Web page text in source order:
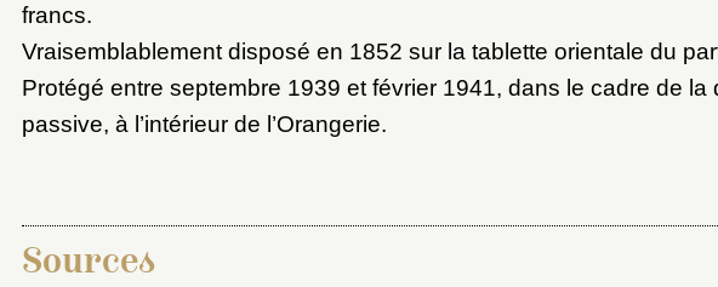
francs.
Vraisemblablement disposé en 1852 sur la tablette orientale du
Protégé entre septembre 1939 et février 1941, dans le cadre de la
passive, à l’intérieur de l’Orangerie.
Sources
Valider
Nouveau dossier
Mot de passe